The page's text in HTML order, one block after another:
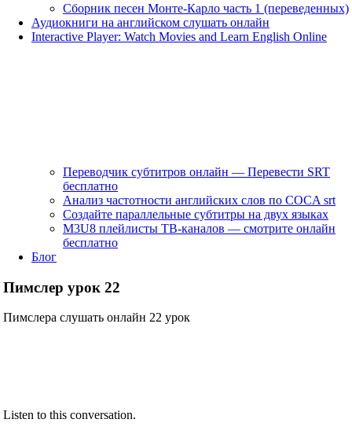
Сборник песен Монте-Карло часть 1 (переведенных)
Аудиокниги на английском слушать онлайн
Interactive Player: Watch Movies and Learn English Online
Переводчик субтитров онлайн — Перевести SRT
бесплатно
Анализ частотности английских слов по COCA srt
Создайте параллельные субтитры на двух языках
M3U8 плейлисты ТВ‑каналов — смотрите онлайн
бесплатно
Блог
Пимслер урок 22
Пимслера слушать онлайн 22 урок
Listen to this conversation.